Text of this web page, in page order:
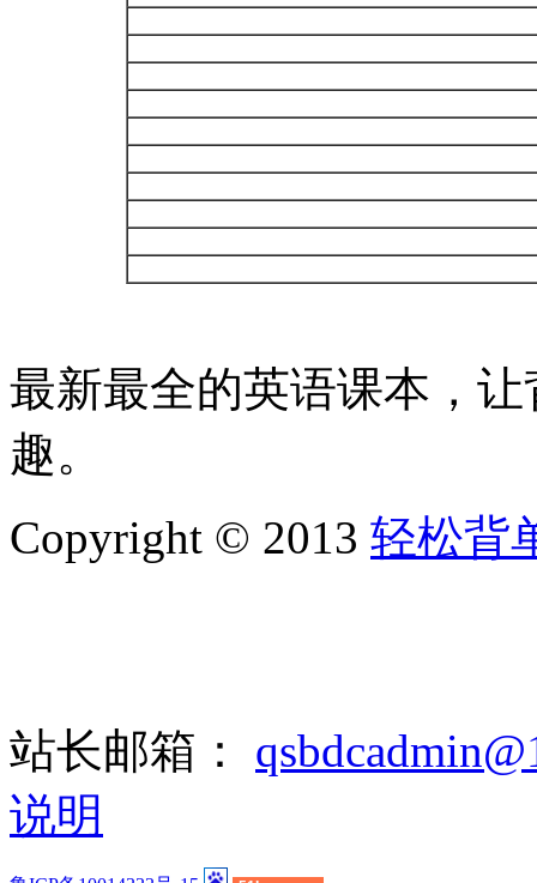
最新最全的英语课本，
趣。
Copyright © 2013 轻松背
站长邮箱：
说明